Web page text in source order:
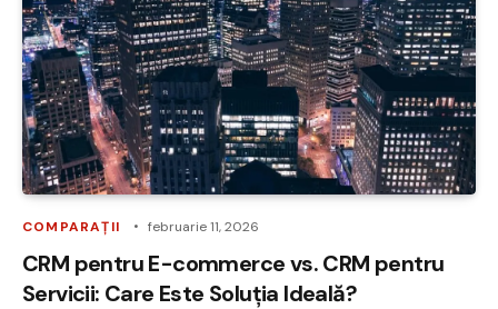
COMPARAȚII februarie 11, 2026
CRM pentru E-commerce vs. CRM pentru
Servicii: Care Este Soluția Ideală?